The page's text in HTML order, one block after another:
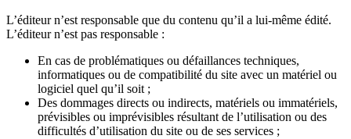
L’éditeur n’est responsable que du contenu qu’il a lui-même édité.
L’éditeur n’est pas responsable :
En cas de problématiques ou défaillances techniques,
informatiques ou de compatibilité du site avec un matériel ou
logiciel quel qu’il soit ;
Des dommages directs ou indirects, matériels ou immatériels,
prévisibles ou imprévisibles résultant de l’utilisation ou des
difficultés d’utilisation du site ou de ses services ;